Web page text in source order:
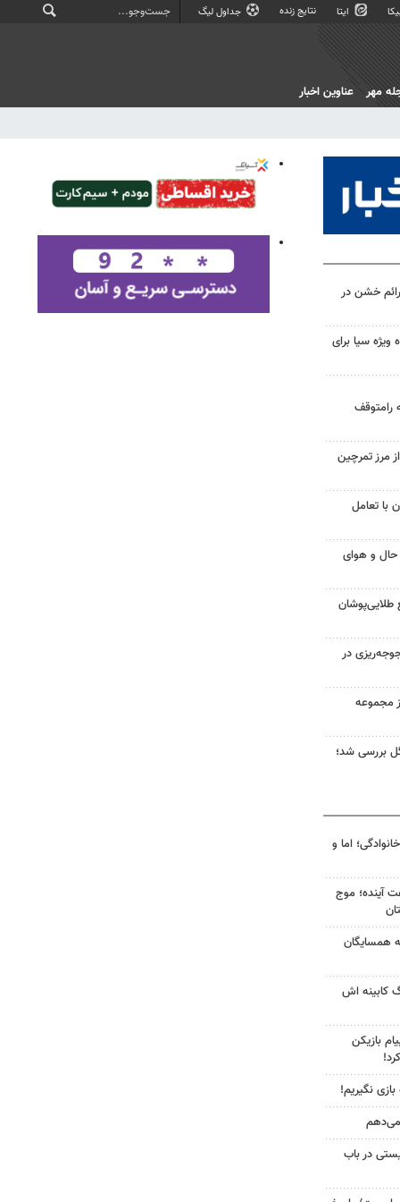
ایتا نتایج زنده جداول لیگ
مهر عناوین اخبار
جرائم خشن در
ویژه سیا برای
رامتوقف
مرز تمرچین
با تعامل
حال و هوای
طلایی‌پوشان
جوجه‌ریزی در
مجموعه
بررسی شد؛
اما و
کشور در ۷۲ ساعت آینده؛ موج
همسایگان
کابینه اش
بازیکن
بازی نگیریم!
می‌دهم
در باب